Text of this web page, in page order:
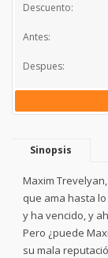
Descuento:
Antes:
Despues:
Sinopsis
Maxim
que ama hasta
y ha vencido, y
Pero ¿puede
su mala